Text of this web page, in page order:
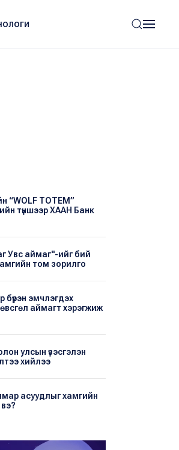
“WOLF TOTEM”
түншээр ХААН Банк
Увс аймаг"-ийг бий
том зорилго
бүрэн эмчлэгдэх
аймагт хэрэгжиж
улсын үзэсгэлэн
хийлээ
асуудлыг хамгийн
вэ?